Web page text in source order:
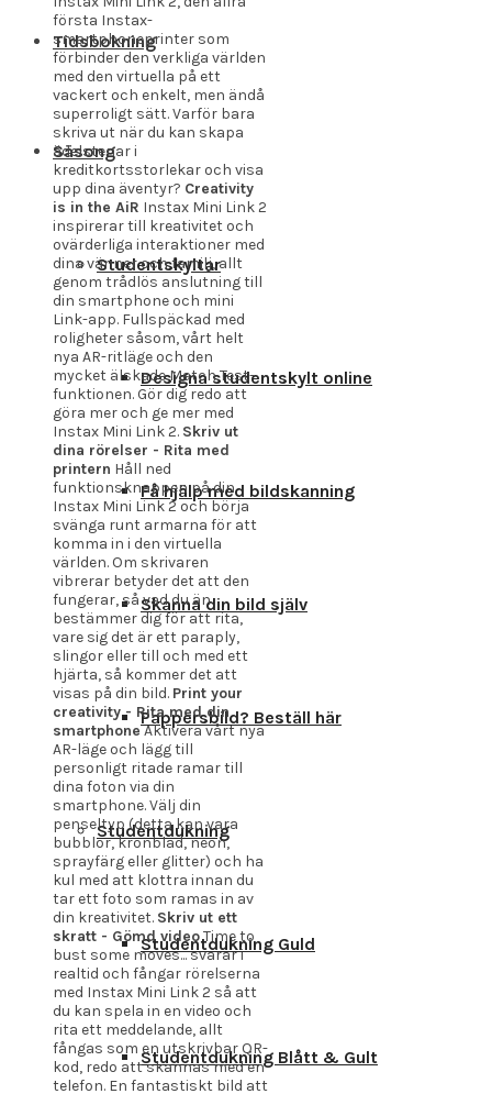
Tidsbokning
Säsong
Studentskyltar
Designa studentskylt online
Få hjälp med bildskanning
Skanna din bild själv
Pappersbild? Beställ här
Studentdukning
Studentdukning Guld
Studentdukning Blått & Gult
första Instax-
smartphoneprinter som
förbinder den verkliga världen
med den virtuella på ett
vackert och enkelt, men ändå
superroligt sätt. Varför bara
skriva ut när du kan skapa
ädelstenar i
kreditkortsstorlekar och visa
upp dina äventyr? Creativity
is in the AiR Instax Mini Link 2
inspirerar till kreativitet och
ovärderliga interaktioner med
dina vänner och familj, allt
genom trådlös anslutning till
din smartphone och mini
Link-app. Fullspäckad med
roligheter såsom, vårt helt
nya AR-ritläge och den
mycket älskade Match Test-
funktionen. Gör dig redo att
göra mer och ge mer med
Instax Mini Link 2. Skriv ut
dina rörelser - Rita med
printern Håll ned
funktionsknappen på din
Instax Mini Link 2 och börja
svänga runt armarna för att
komma in i den virtuella
världen. Om skrivaren
vibrerar betyder det att den
fungerar, så vad du än
bestämmer dig för att rita,
vare sig det är ett paraply,
slingor eller till och med ett
hjärta, så kommer det att
visas på din bild. Print your
creativity - Rita med din
smartphoneAktivera vårt nya
AR-läge och lägg till
personligt ritade ramar till
dina foton via din
smartphone. Välj din
penseltyp (detta kan vara
bubblor, kronblad, neon,
sprayfärg eller glitter) och ha
kul med att klottra innan du
tar ett foto som ramas in av
din kreativitet. Skriv ut ett
skratt - Gömd videoTime to
bust some moves... svarar i
realtid och fångar rörelserna
med Instax Mini Link 2 så att
du kan spela in en video och
rita ett meddelande, allt
fångas som en utskrivbar QR-
kod, redo att skannas med en
telefon. En fantastiskt bild att